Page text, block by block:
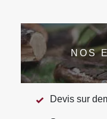
NOS
Devis sur